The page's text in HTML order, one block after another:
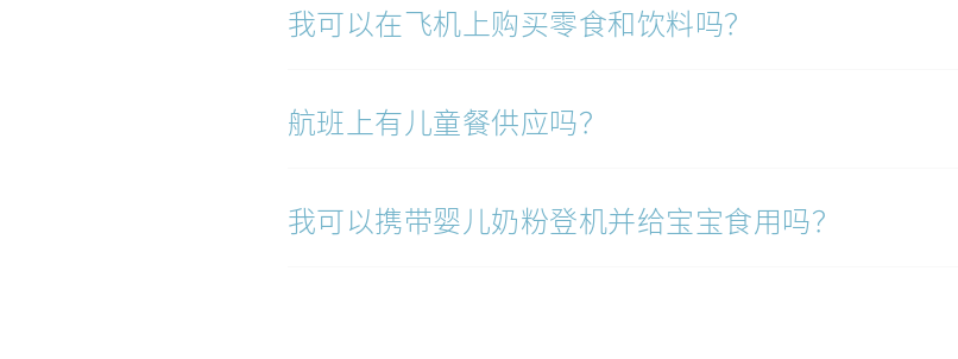
我可以在飞机上购买零食和饮料吗？
航班上有儿童餐供应吗？
我可以携带婴儿奶粉登机并给宝宝食用吗？